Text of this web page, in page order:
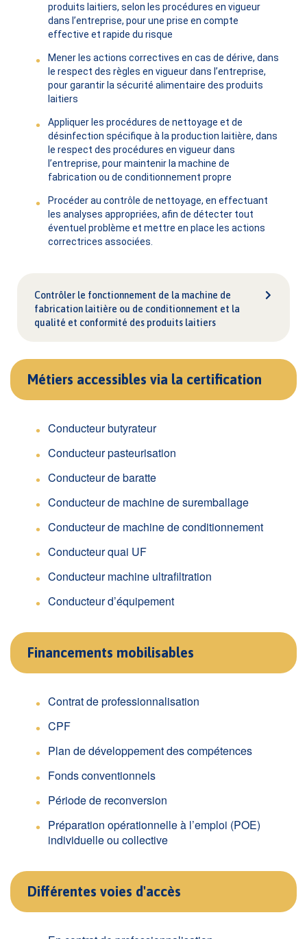
produits laitiers, selon les procédures en vigueur
dans l’entreprise, pour une prise en compte
effective et rapide du risque
Mener les actions correctives en cas de dérive, dans
le respect des règles en vigueur dans l’entreprise,
pour garantir la sécurité alimentaire des produits
laitiers
Appliquer les procédures de nettoyage et de
désinfection spécifique à la production laitière, dans
le respect des procédures en vigueur dans
l’entreprise, pour maintenir la machine de
fabrication ou de conditionnement propre
Procéder au contrôle de nettoyage, en effectuant
les analyses appropriées, afin de détecter tout
éventuel problème et mettre en place les actions
correctrices associées.
Contrôler le fonctionnement de la machine de
fabrication laitière ou de conditionnement et la
qualité et conformité des produits laitiers
Métiers accessibles via la certification
Conducteur butyrateur
Conducteur pasteurisation
Conducteur de baratte
Conducteur de machine de suremballage
Conducteur de machine de conditionnement
Conducteur quai UF
Conducteur machine ultrafiltration
Conducteur d’équipement
Financements mobilisables
Contrat de professionnalisation
CPF
Plan de développement des compétences
Fonds conventionnels
Période de reconversion
Préparation opérationnelle à l’emploi (POE)
individuelle ou collective
Différentes voies d'accès